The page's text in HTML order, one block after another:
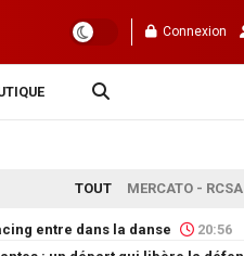
Connexion
TOUT MERCATO - RCSA
entre dans la danse 20:56